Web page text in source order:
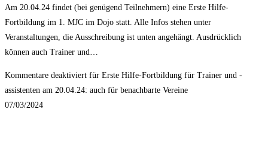
Am 20.04.24 findet (bei genügend Teilnehmern) eine Erste Hilfe-
Fortbildung im 1. MJC im Dojo statt. Alle Infos stehen unter
Veranstaltungen, die Ausschreibung ist unten angehängt. Ausdrücklich
können auch Trainer und…
Kommentare deaktiviert für Erste Hilfe-Fortbildung für Trainer und -
assistenten am 20.04.24: auch für benachbarte Vereine
07/03/2024